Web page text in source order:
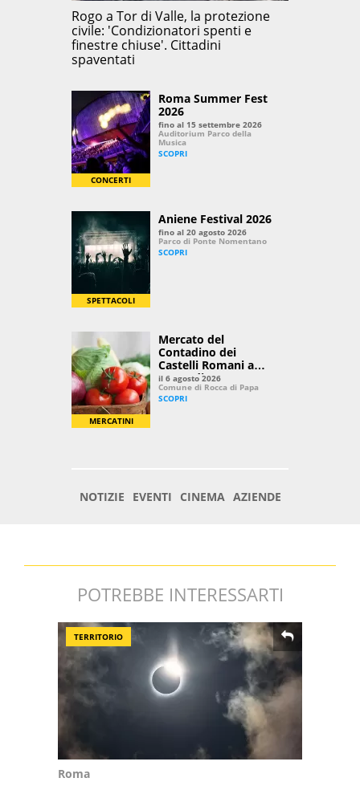
POTREBBE INTERESSARTI
TERRITORIO
Roma